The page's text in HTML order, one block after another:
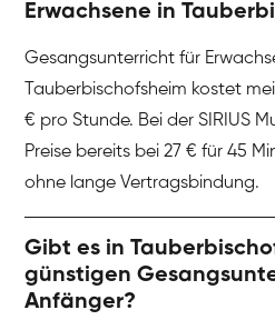
Erwachsene in
Gesangsunterricht für
Tauberbischofsheim kostet
€ pro Stunde. Bei der SIRIUS
Preise bereits bei 27 € für 45
ohne lange Vertragsbindung.
Gibt es in
günstigen
Anfänger?